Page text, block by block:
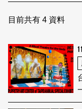
訂閱文化快遞
聯絡我們
目前共有 4 資料